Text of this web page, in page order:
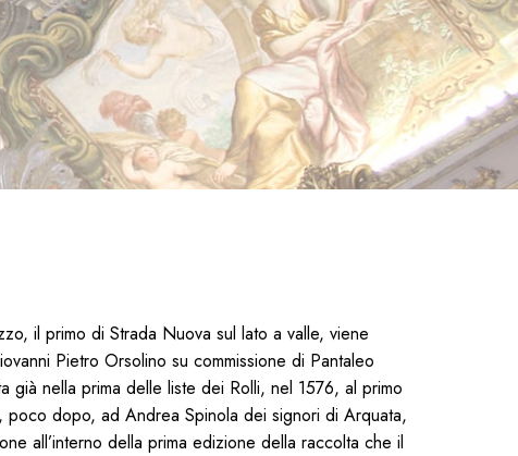
il primo di Strada Nuova sul lato a valle, viene
Pietro Orsolino su commissione di Pantaleo
già nella prima delle liste dei Rolli, nel 1576, al primo
poco dopo, ad Andrea Spinola dei signori di Arquata,
all’interno della prima edizione della raccolta che il